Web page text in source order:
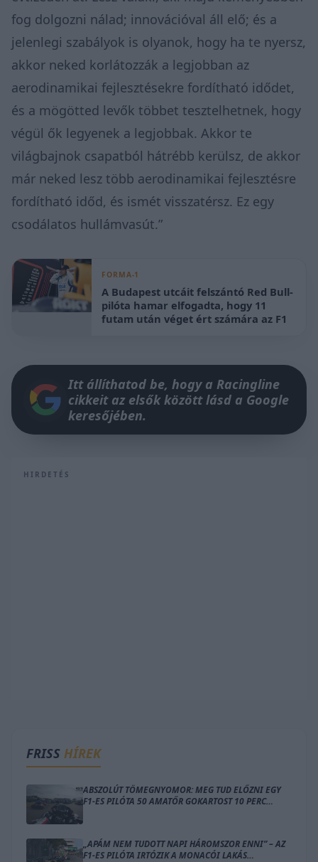
fog dolgozni nálad; innovációval áll elő; és a
jelenlegi szabályok is olyanok, hogy ha te nyersz,
akkor neked korlátozzák a legjobban az
aerodinamikai fejlesztésekre fordítható idődet,
és a mögötted levők többet tesztelhetnek, hogy
végül ők legyenek a legjobbak. Akkor te
világbajnok csapatból hátrébb kerülsz, de akkor
már neked lesz több aerodinamikai fejlesztésre
fordítható időd, és ismét visszatérsz. Ez egy
csodálatos hullámvasút.”
FORMA-1
A Budapest utcáit felszántó Red Bull-
pilóta hamar elfogadta, hogy 11
futam után véget ért számára az F1
Itt állíthatod be, hogy a Racingline
cikkeit az elsők között lásd a Google
keresőjében.
HIRDETÉS
FRISS HÍREK
ABSZOLÚT TÖMEGNYOMOR: MEG TUD ELŐZNI EGY
F1-ES PILÓTA 50 AMATŐR GOKARTOST 10 PERC
„APÁM NEM TUDOTT NAPI HÁROMSZOR ENNI” – AZ
F1-ES PILÓTA IRTÓZIK A MONACÓI LAKÁS